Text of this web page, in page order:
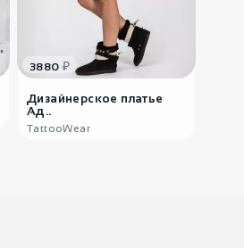
браслет Доли..
3880 ₽
Дизайнерское платье
Ад..
TattooWear